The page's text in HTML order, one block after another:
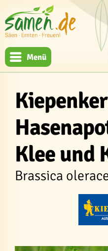
Menü
Klee und
Brassica